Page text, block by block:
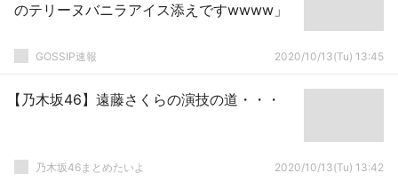
のテリーヌバニラアイス添えですwwww」
GOSSIP速報 2020/10/13(Tu) 13:45
【乃木坂46】遠藤さくらの演技の道・・・
乃木坂46まとめたいよ 2020/10/13(Tu) 13:42